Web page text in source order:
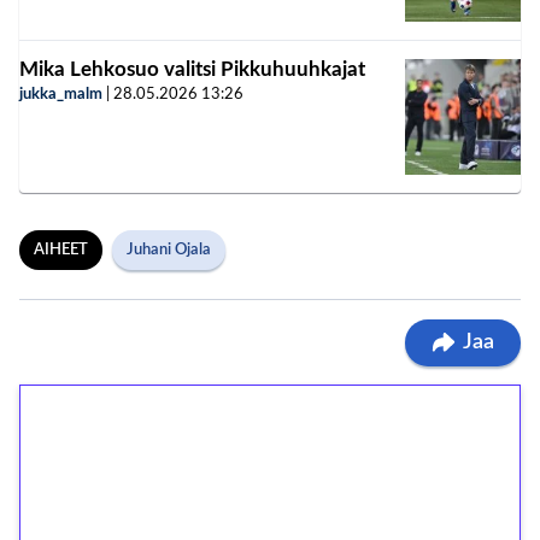
Mika Lehkosuo valitsi Pikkuhuuhkajat
jukka_malm 28.05.2026 13:26
AIHEET Juhani Ojala
Jaa